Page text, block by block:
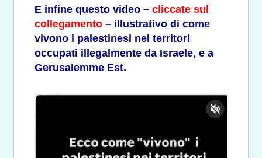
E infine questo video – cliccate sul
collegamento – illustrativo di come
vivono i palestinesi nei territori
occupati illegalmente da Israele, e a
Gerusalemme Est.